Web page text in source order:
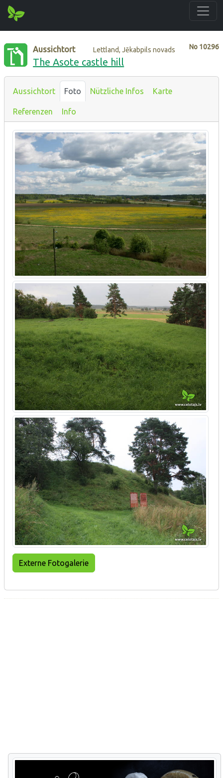
No 10296
Aussichtort Lettland, Jēkabpils novads
The Asote castle hill
Aussichtort Foto Nützliche Infos Karte
Referenzen Info
Externe Fotogalerie